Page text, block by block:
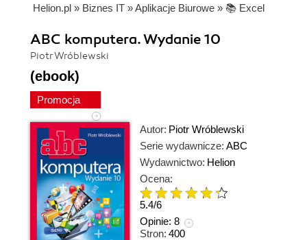
Helion.pl » Biznes IT »Aplikacje Biurowe » 📚 Excel
ABC komputera. Wydanie 10
Piotr Wróblewski
(ebook)
Promocja
Autor: Piotr Wróblewski
Serie wydawnicze: ABC
Wydawnictwo: Helion
Ocena:
5.4/6
Opinie: 8
Stron: 400